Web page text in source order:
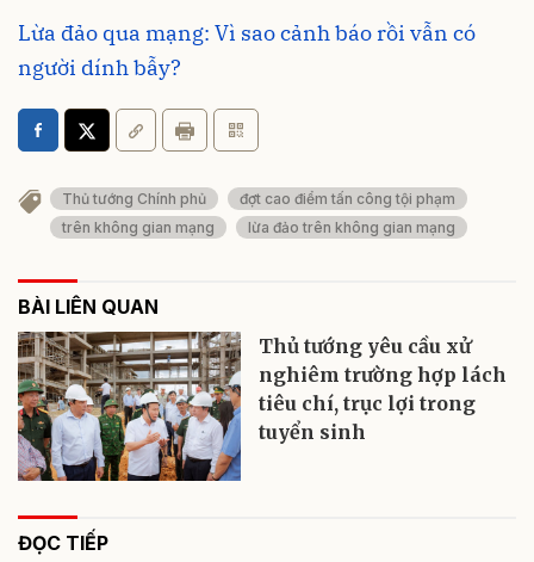
Lừa đảo qua mạng: Vì sao cảnh báo rồi vẫn có
người dính bẫy?
Thủ tướng Chính phủ
đợt cao điểm tấn công tội phạm
trên không gian mạng
lừa đảo trên không gian mạng
BÀI LIÊN QUAN
Thủ tướng yêu cầu xử
nghiêm trường hợp lách
tiêu chí, trục lợi trong
tuyển sinh
ĐỌC TIẾP